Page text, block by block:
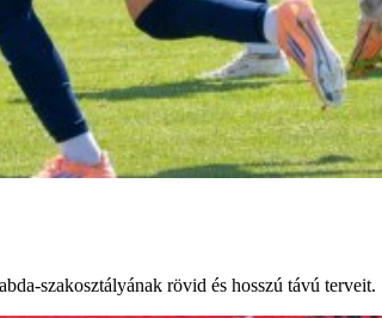
szakosztályának rövid és hosszú távú terveit.